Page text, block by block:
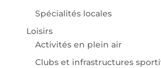
Spécialités locales
Loisirs
Activités en plein air
Clubs et infrastructures